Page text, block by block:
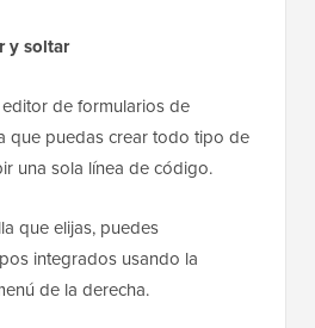
y soltar
de formularios de
que puedas crear todo tipo de
una sola línea de código.
que elijas, puedes
integrados usando la
de la derecha.